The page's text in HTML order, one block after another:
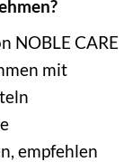
NOBLE CARE
mit
empfehlen